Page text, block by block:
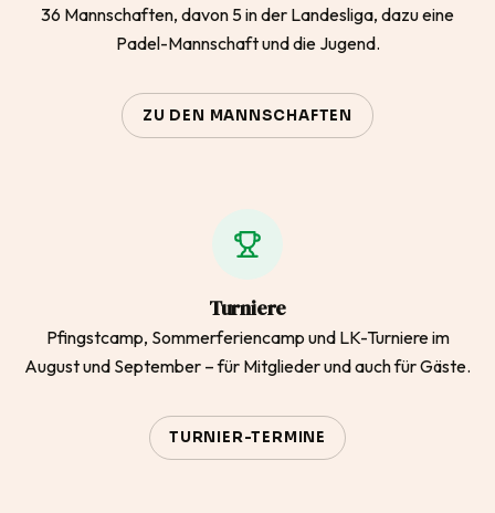
36 Mannschaften, davon 5 in der Landesliga, dazu eine
Padel-Mannschaft und die Jugend.
ZU DEN MANNSCHAFTEN
Turniere
Pfingstcamp, Sommerferiencamp und LK-Turniere im
August und September – für Mitglieder und auch für Gäste.
TURNIER-TERMINE